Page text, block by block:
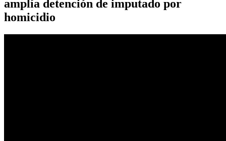
amplía detención de imputado por
homicidio